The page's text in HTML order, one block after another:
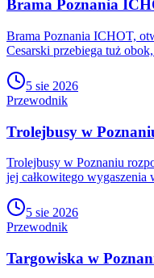
Brama Poznania
Brama Poznania ICHOT,
Cesarski przebiega tuż
5 sie 2026
Przewodnik
Trolejbusy w
Trolejbusy w Poznaniu
jej całkowitego
5 sie 2026
Przewodnik
Targowiska w